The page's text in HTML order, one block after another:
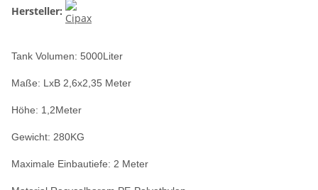
Hersteller:
Tank Volumen: 5000Liter
Maße: LxB 2,6x2,35 Meter
Höhe: 1,2Meter
Gewicht: 280KG
Maximale Einbautiefe: 2 Meter